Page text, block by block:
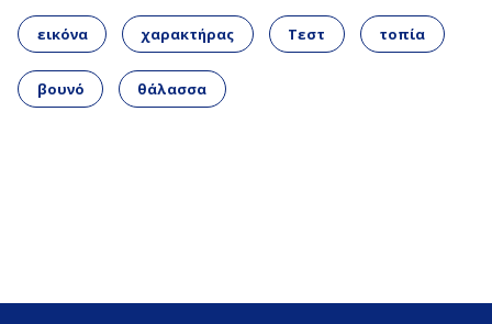
εικόνα χαρακτήρας Τεστ τοπία
βουνό θάλασσα